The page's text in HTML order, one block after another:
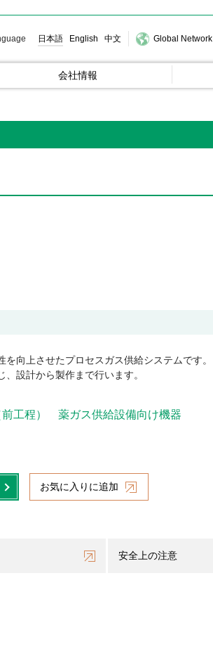
日本語 English 中文 Global Network
会社情報
向上させたプロセスガス供給システムです。
設計から製作まで行います。
工程） 薬ガス供給設備向け機器
お気に入りに追加
安全上の注意